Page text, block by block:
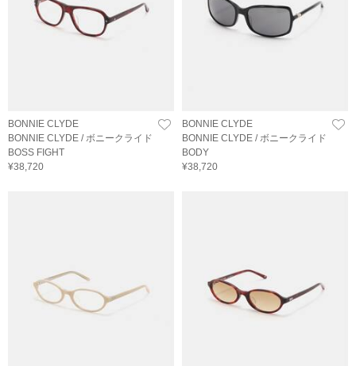
BONNIE CLYDE
BONNIE CLYDE / ボニークライド
BOSS FIGHT
¥38,720
BONNIE CLYDE
BONNIE CLYDE / ボニークライド
BODY
¥38,720